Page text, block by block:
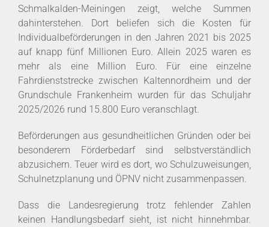
Schmalkalden-Meiningen zeigt, welche Summen
dahinterstehen. Dort beliefen sich die Kosten für
Individualbeförderungen in den Jahren 2021 bis 2025
auf knapp fünf Millionen Euro. Allein 2025 waren es
mehr als eine Million Euro. Für eine einzelne
Fahrdienststrecke zwischen Kaltennordheim und der
Grundschule Frankenheim wurden für das Schuljahr
2025/2026 rund 15.800 Euro veranschlagt.
Beförderungen aus gesundheitlichen Gründen oder bei
besonderem Förderbedarf sind selbstverständlich
abzusichern. Teuer wird es dort, wo Schulzuweisungen,
Schulnetzplanung und ÖPNV nicht zusammenpassen.
Dass die Landesregierung trotz fehlender Zahlen
keinen Handlungsbedarf sieht, ist nicht hinnehmbar.